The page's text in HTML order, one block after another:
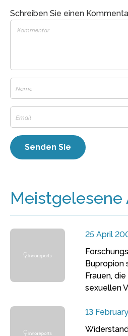
Schreiben Sie einen
Meistgelesene
25 April
Bupropion
Frauen,
sexuellen
13